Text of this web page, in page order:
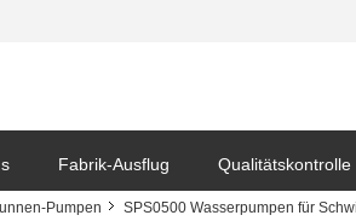
Fabrik-Ausflug Qualitätskontrolle
Pumpen SPS0500 Wasserpumpen für